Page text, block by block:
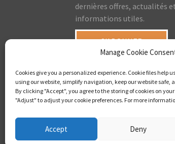
dernières offres, actualités
informations utiles.
S'ABONNER
Manage Cookie
Cookies give you a personalized experience. Cookie files help
using our website, simplify navigation, keep our website safe,
By clicking "Accept", you agree to the storing of cookies on
"Adjust" to adjust your cookie preferences. For more
Accept Deny